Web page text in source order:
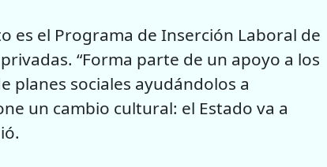
es el Programa de Inserción Laboral de
“Forma parte de un apoyo a los
planes sociales ayudándolos a
un cambio cultural: el Estado va a